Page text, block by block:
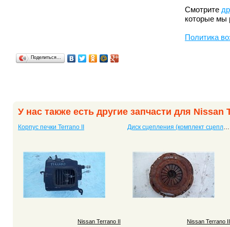
Смотрите
которые мы
Политика
Поделиться…
У нас также есть другие запчасти для Nissan
Корпус печки Terrano II
Nissan Terrano II
Диск сцепления (комплект сцепления) Terrano II
Nissan Terrano II